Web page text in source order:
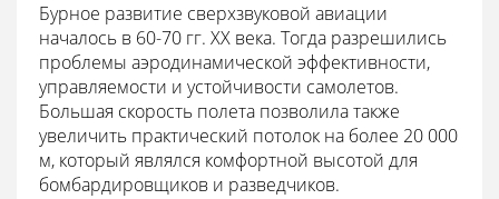
Бурное развитие сверхзвуковой авиации
началось в 60-70 гг. XX века. Тогда разрешились
проблемы аэродинамической эффективности,
управляемости и устойчивости самолетов.
Большая скорость полета позволила также
увеличить практический потолок на более 20 000
м, который являлся комфортной высотой для
бомбардировщиков и разведчиков.